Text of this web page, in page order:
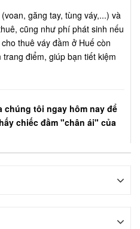
găng tay, tùng váy,...) và
cũng như phí phát sinh nếu
thuê váy đầm ở Huế còn
điểm, giúp bạn tiết kiệm
chúng tôi ngay hôm nay để
chiếc đầm "chân ái" của